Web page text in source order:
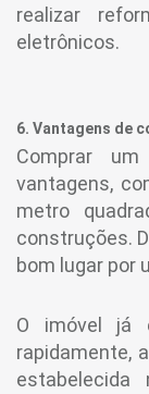
realizar
eletrônicos.
6. Vantagens de
Comprar
vantagens,
metro
construções.
bom lugar por
O imóvel já
rapidamente,